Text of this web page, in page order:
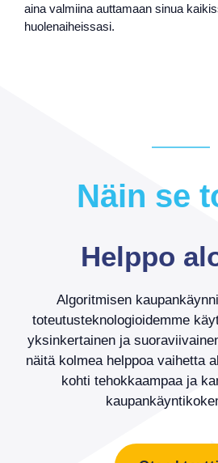
aina valmiina auttamaan sinua
huolenaiheissasi.
Näin se
Helppo
Algoritmisen
toteutusteknologioidemme
yksinkertainen ja
näitä kolmea helppoa vaihetta
kohti tehokkaampaa ja